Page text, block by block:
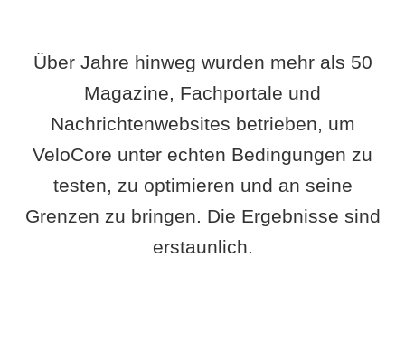
Über Jahre hinweg wurden mehr als 50
Magazine, Fachportale und
Nachrichtenwebsites betrieben, um
VeloCore unter echten Bedingungen zu
testen, zu optimieren und an seine
Grenzen zu bringen. Die Ergebnisse sind
erstaunlich.